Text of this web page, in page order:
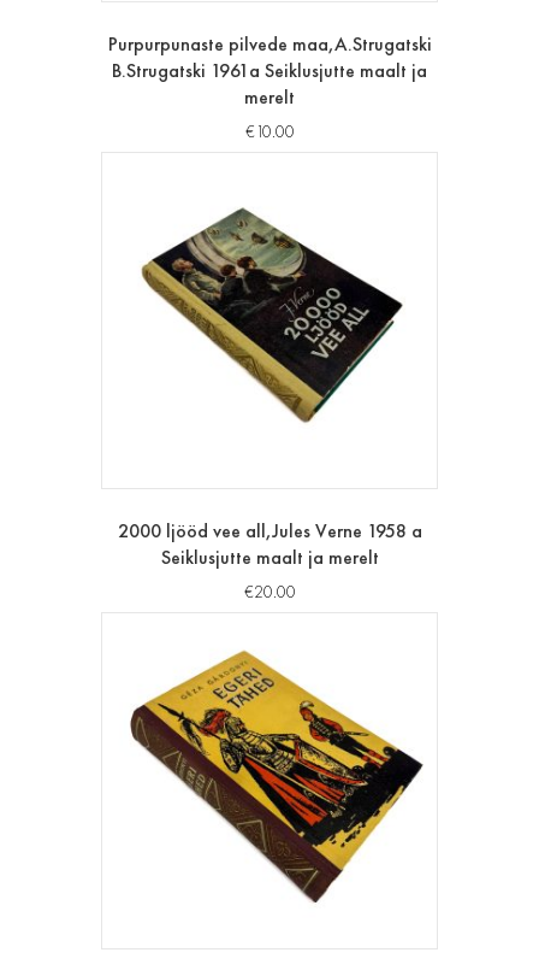
Purpurpunaste pilvede maa,A.Strugatski
B.Strugatski 1961a Seiklusjutte maalt ja
merelt
€10.00
2000 ljööd vee all,Jules Verne 1958 a
Seiklusjutte maalt ja merelt
€20.00